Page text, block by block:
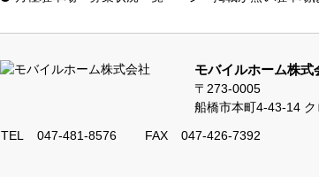
モバイルホーム株式
〒273-0005
船橋市本町4-43-14
TEL 047-481-8576 FAX 047-426-7392